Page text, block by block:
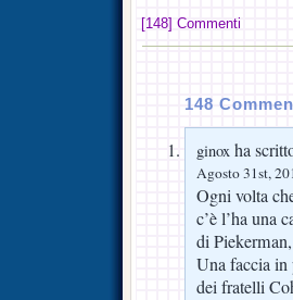
[148] Commenti
148
ginox ha
Agosto 31st,
Ogni volta
c’è l’ha una
di
Una faccia in
dei fratelli